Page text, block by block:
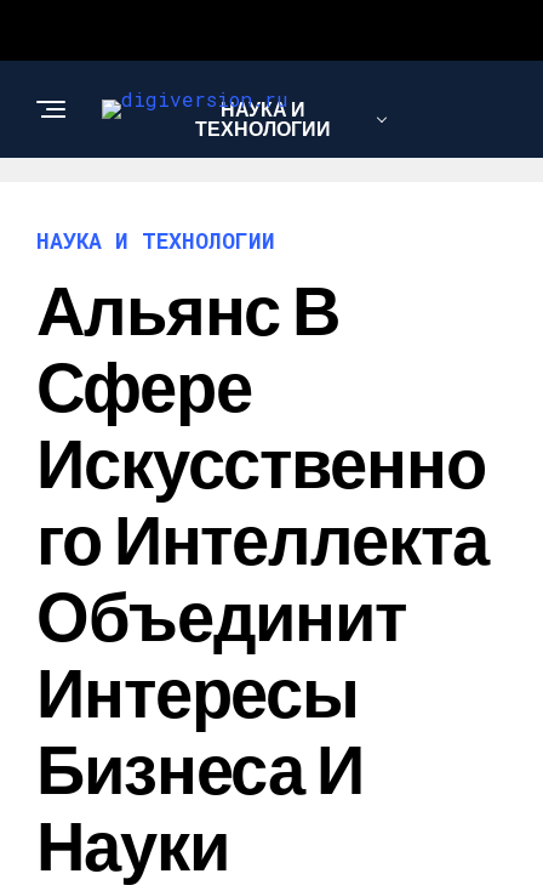
НАУКА И
ТЕХНОЛОГИИ
НАУКА И ТЕХНОЛОГИИ
Альянс В
Сфере
Искусственно
Го Интеллекта
Объединит
Интересы
Бизнеса И
Науки